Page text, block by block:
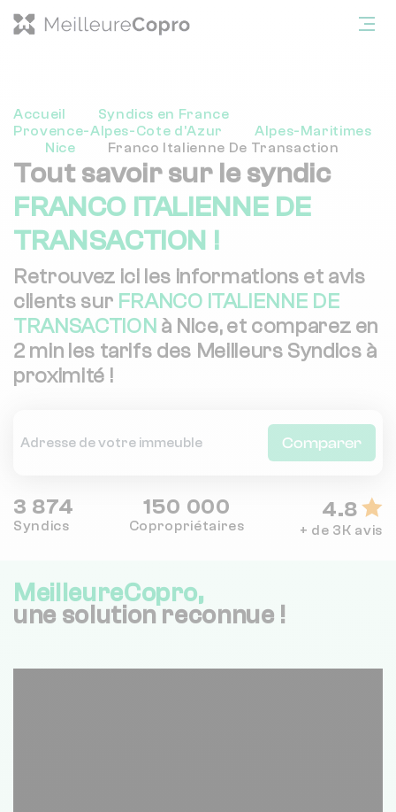
Accueil
Syndics en France
Provence-Alpes-Cote d'Azur
Alpes-Maritimes
Nice
Franco Italienne De Transaction
Tout savoir sur le syndic
FRANCO ITALIENNE DE
TRANSACTION !
Retrouvez ici les informations et avis
clients sur FRANCO ITALIENNE DE
TRANSACTION à Nice, et comparez en
2 min les tarifs des Meilleurs Syndics à
proximité !
Comparer
3 874
Syndics
150 000
Copropriétaires
4.8
+ de 3K avis
MeilleureCopro,
une solution reconnue !